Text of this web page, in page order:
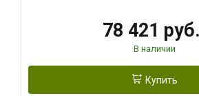
78 421 руб.
В наличии
Купить